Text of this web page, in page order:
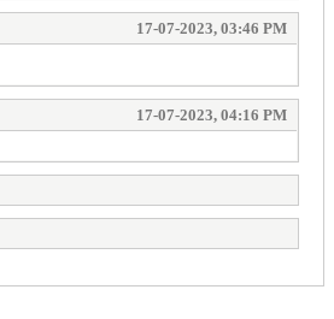
17-07-2023, 03:46 PM
17-07-2023, 04:16 PM